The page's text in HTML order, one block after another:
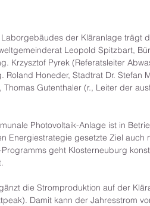
der Kläranlage trägt
Leopold Spitzbart,
Krzysztof Pyrek (Referatsleiter
Roland Honeder, Stadtrat Dr. Stefan
Gutenthaler (r., Leiter der
Photovoltaik-Anlage ist in
Energiestrategie gesetzte Ziel
geht Klosterneuburg
die Stromproduktion auf der
Damit kann der Jahresstrom